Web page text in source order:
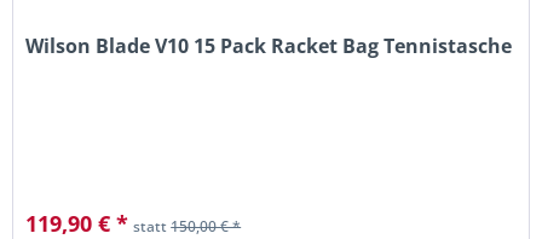
Wilson Blade V10 15 Pack Racket Bag Tennistasche
119,90 € * statt150,00 € *